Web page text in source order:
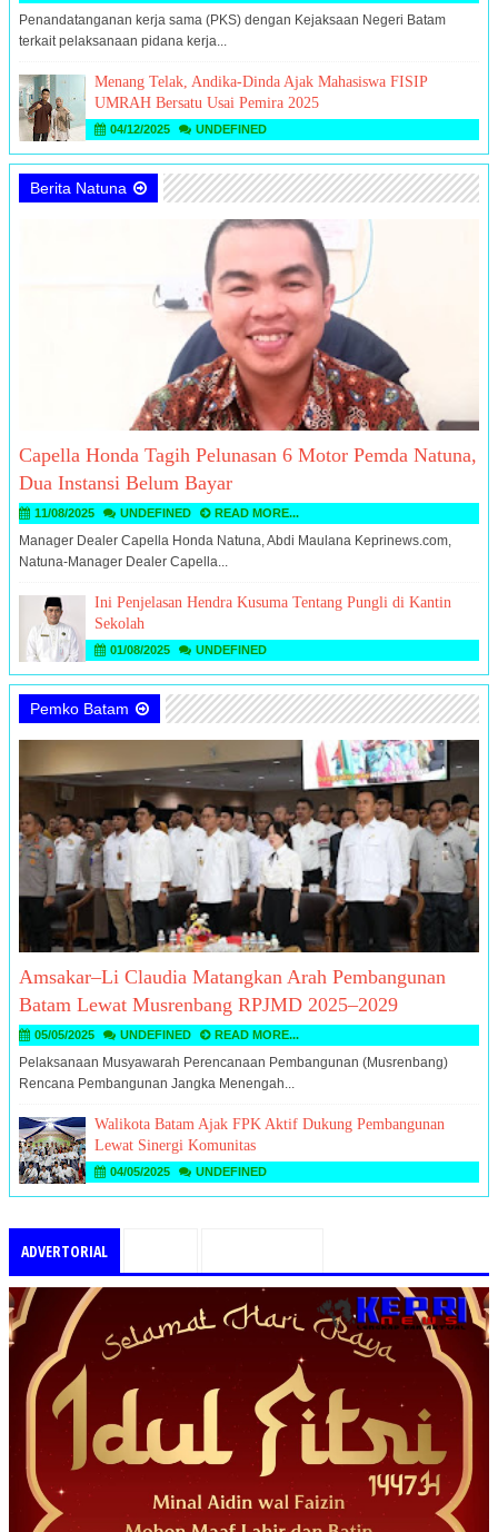
Penandatanganan kerja sama (PKS) dengan Kejaksaan Negeri Batam
terkait pelaksanaan pidana kerja...
Menang Telak, Andika-Dinda Ajak Mahasiswa FISIP
UMRAH Bersatu Usai Pemira 2025
04/12/2025 UNDEFINED
Berita Natuna
Capella Honda Tagih Pelunasan 6 Motor Pemda Natuna,
Dua Instansi Belum Bayar
11/08/2025 UNDEFINED READ MORE...
Manager Dealer Capella Honda Natuna, Abdi Maulana Keprinews.com,
Natuna-Manager Dealer Capella...
Ini Penjelasan Hendra Kusuma Tentang Pungli di Kantin
Sekolah
01/08/2025 UNDEFINED
Pemko Batam
Amsakar–Li Claudia Matangkan Arah Pembangunan
Batam Lewat Musrenbang RPJMD 2025–2029
05/05/2025 UNDEFINED READ MORE...
Pelaksanaan Musyawarah Perencanaan Pembangunan (Musrenbang)
Rencana Pembangunan Jangka Menengah...
Walikota Batam Ajak FPK Aktif Dukung Pembangunan
Lewat Sinergi Komunitas
04/05/2025 UNDEFINED
ADVERTORIAL